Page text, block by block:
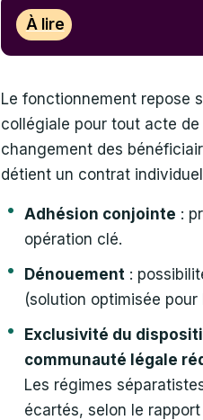
À lire
Le fonctionnement repose
collégiale pour tout acte
changement des
détient un contrat
Adhésion conjointe :
opération clé.
Dénouement :
(solution optimisée
Exclusivité du
communauté légale
Les régimes
écartés, selon le rapport